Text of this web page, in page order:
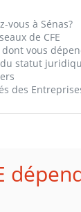
vous à Sénas?
de CFE
dont vous
statut
des